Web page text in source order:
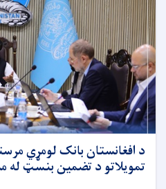
د افغانستان بانک لومړي
تمویلاتو د تضمین بنسټ له